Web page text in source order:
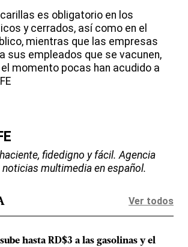
es obligatorio en los
y cerrados, así como en el
mientras que las empresas
sus empleados que se vacunen,
momento pocas han acudido a
fidedigno y fácil. Agencia
noticias multimedia en español.
Ver todos
hasta RD$3 a las gasolinas y el